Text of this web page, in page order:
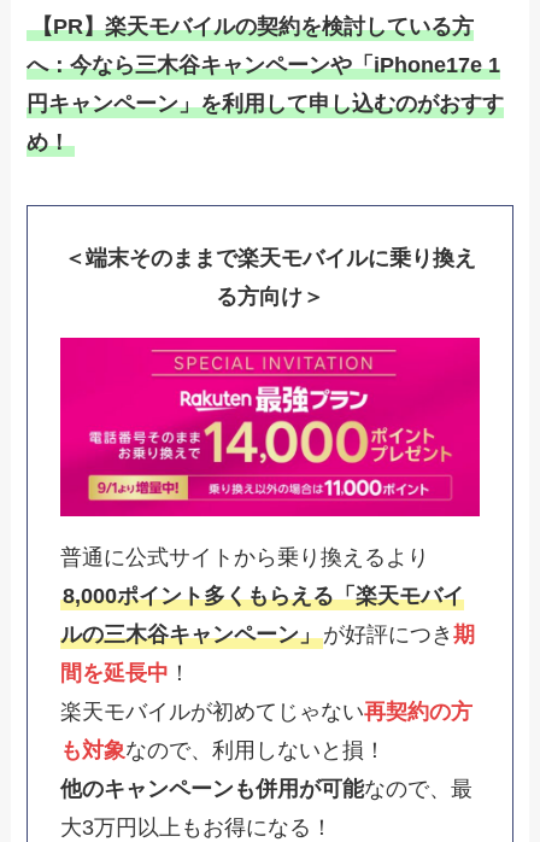
【PR】楽天モバイルの契約を検討している方
へ：今なら三木谷キャンペーンや「iPhone17e 1
円キャンペーン」を利用して申し込むのがおすす
め！
＜端末そのままで楽天モバイルに乗り換え
る方向け＞
普通に公式サイトから乗り換えるより
8,000ポイント多くもらえる「楽天モバイ
ルの三木谷キャンペーン」が好評につき期
間を延長中 ！
楽天モバイルが初めてじゃない再契約の方
も対象なので、利用しないと損！
他のキャンペーンも併用が可能なので、最
大3万円以上もお得になる！